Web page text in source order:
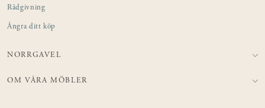
Rådgivning
Ångra ditt köp
NORRGAVEL
OM VÅRA MÖBLER